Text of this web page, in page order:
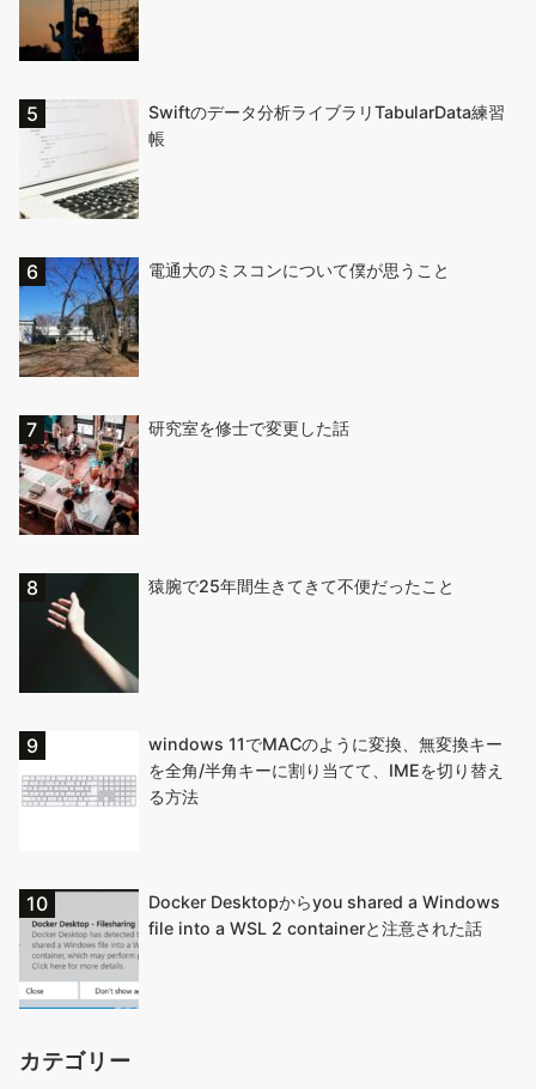
Swiftのデータ分析ライブラリTabularData練習
帳
電通大のミスコンについて僕が思うこと
研究室を修士で変更した話
猿腕で25年間生きてきて不便だったこと
windows 11でMACのように変換、無変換キー
を全角/半角キーに割り当てて、IMEを切り替え
る方法
Docker Desktopからyou shared a Windows
file into a WSL 2 containerと注意された話
カテゴリー